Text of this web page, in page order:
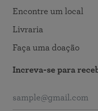
Encontre um local
Livraria
Faça uma doação
Increva-se para